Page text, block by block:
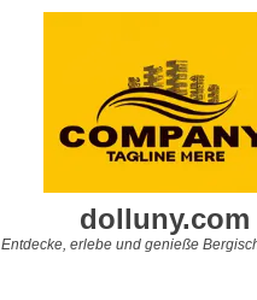
dolluny.com
Entdecke, erlebe und genieße